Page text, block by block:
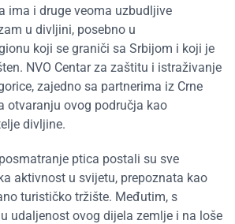
ima i druge veoma uzbudljive
u divljini, posebno u
koji se graniči sa Srbijom i koji je
NVO Centar za zaštitu i istraživanje
zajedno sa partnerima iz Crne
otvaranju ovog područja kao
divljine.
ptica postali su sve
aktivnost u svijetu, prepoznata kao
turističko tržište. Međutim, s
udaljenost ovog dijela zemlje i na loše